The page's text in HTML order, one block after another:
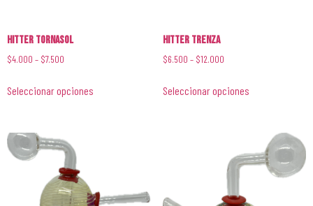
Hitter Tornasol
$4.000 – $7.500
Seleccionar opciones
Hitter Trenza
$6.500 – $12.000
Seleccionar opciones